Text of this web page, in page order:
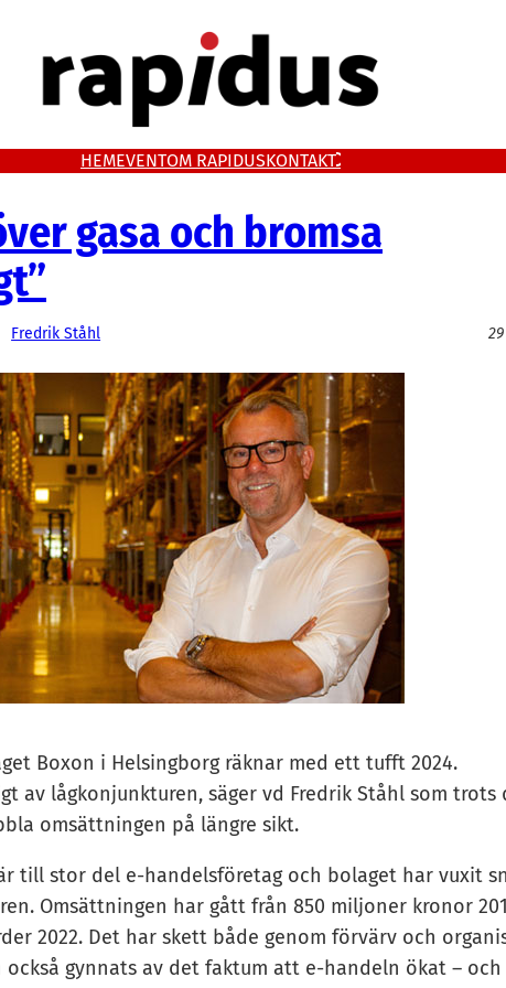
HEMEVENTOM RAPIDUSKONTAKT
gasa och bromsa
Fredrik Ståhl
Boxon i Helsingborg räknar med ett tufft 2024.
av lågkonjunkturen, säger vd Fredrik Ståhl som trots
omsättningen på längre sikt.
till stor del e-handelsföretag och bolaget har vuxit
Omsättningen har gått från 850 miljoner kronor
2022. Det har skett både genom förvärv och
gynnats av det faktum att e-handeln ökat – och